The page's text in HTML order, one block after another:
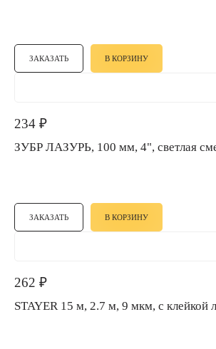
ЗАКАЗАТЬ В КОРЗИНУ
234 ₽
ЗУБР ЛАЗУРЬ, 100 мм, 4", светлая
ЗАКАЗАТЬ В КОРЗИНУ
262 ₽
STAYER 15 м, 2.7 м, 9 мкм, с